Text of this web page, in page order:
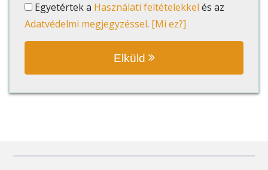
Egyetértek a Használati feltételekkel és az
Adatvédelmi megjegyzéssel. [Mi ez?]
Elküld